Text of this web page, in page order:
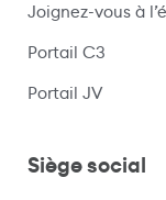
Joignez-vous à
Portail C3
Portail JV
Siège social